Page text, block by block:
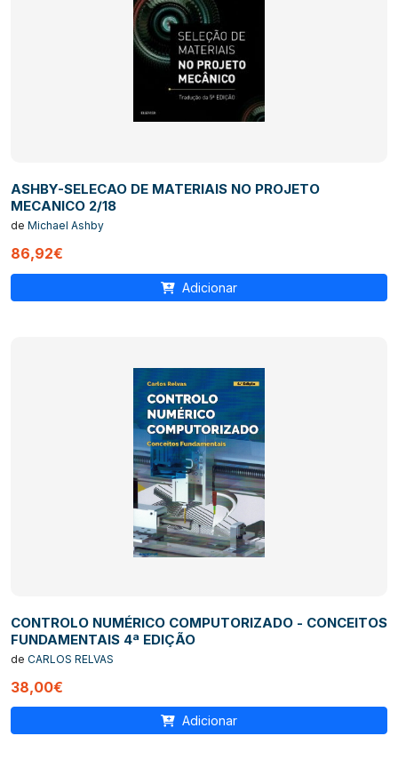
ASHBY-SELECAO DE MATERIAIS NO PROJETO
MECANICO 2/18
de Michael Ashby
86,92€
Adicionar
CONTROLO NUMÉRICO COMPUTORIZADO - CONCEITOS
FUNDAMENTAIS 4ª EDIÇÃO
de CARLOS RELVAS
38,00€
Adicionar